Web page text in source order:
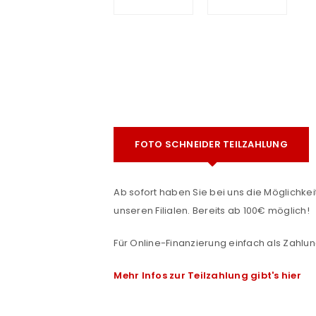
Benutzername oder E-Mail-
Passwort*
FOTO SCHNEIDER TEILZAHLUNG
Ab sofort haben Sie bei uns die
unseren Filialen. Bereits ab 100€ möglich!
Für Online-Finanzierung einfach als
Mehr Infos zur Teilzahlung gibt's hier